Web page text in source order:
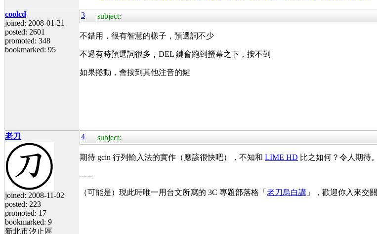
coolcd
joined: 2008-01-21
posted: 2601
promoted: 348
bookmarked: 95
3 subject:
不錯用，很有智慧的樣子，預選詞不少
不過有時預選詞很多，DEL 鍵會跑到螢幕之下，按不到
如果捲動，會按到其他注音的鍵
老刀
joined: 2008-11-02
posted: 223
promoted: 17
bookmarked: 9
新北市汐止區
4 subject:
期待 gcin 行列輸入法的實作（應該很快吧），不知和 LIME HD 比之如何？令人期待。
-----
（可能是）現此時唯一用台文所寫的 3C 專題部落格「 老刀烏白講 」，歡迎你入來交關